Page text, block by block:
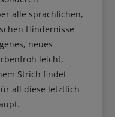
alle sprachlichen,
Hindernisse
neues
leicht,
Strich findet
all diese letztlich